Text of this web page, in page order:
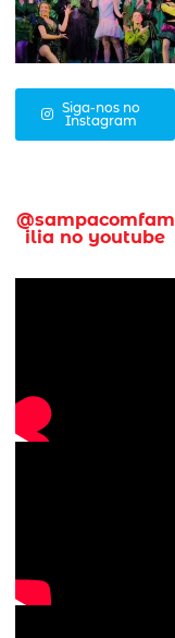
Siga-nos no
Instagram
@sampacomfam
ilia no youtube